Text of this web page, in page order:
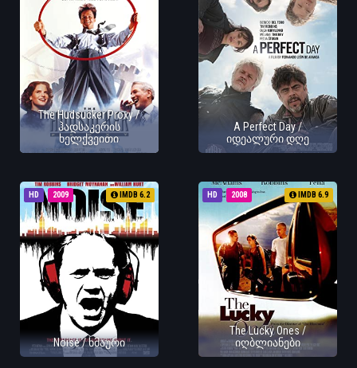
The Hudsucker Proxy /
ჰადსაკერის
ხელქვეითი
A Perfect Day /
იდეალური დღე
HD 2009 IMDB 6.2
Noise / ხმაური
HD 2008 IMDB 6.9
The Lucky Ones /
იღბლიანები